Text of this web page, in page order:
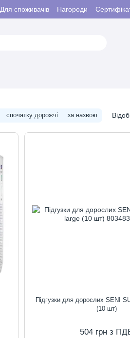
Для споживачів Нагороди
спочатку дорожчі за назвою
Підгузки для дорослих SENI
(10 шт)
504 грн з